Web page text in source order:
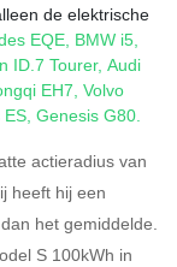
de elektrische
EQE, BMW i5,
ID.7 Tourer, Audi
EH7, Volvo
ES, Genesis G80.
actieradius van
heeft hij een
het gemiddelde.
S 100kWh in